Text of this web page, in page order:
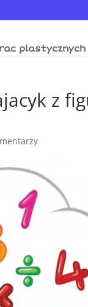
plastycznych
z